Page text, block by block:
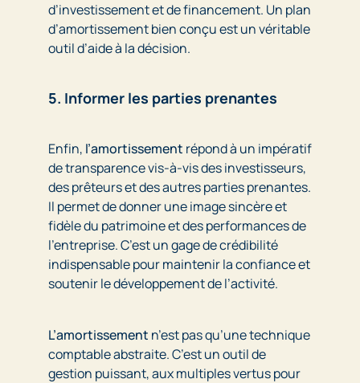
d’investissement et de financement. Un plan
d’amortissement bien conçu est un véritable
outil d’aide à la décision.
5. Informer les parties prenantes
Enfin, l’amortissement répond à un impératif
de transparence vis-à-vis des investisseurs,
des prêteurs et des autres parties prenantes.
Il permet de donner une image sincère et
fidèle du patrimoine et des performances de
l’entreprise. C’est un gage de crédibilité
indispensable pour maintenir la confiance et
soutenir le développement de l’activité.
L’amortissement n’est pas qu’une technique
comptable abstraite. C’est un outil de
gestion puissant, aux multiples vertus pour